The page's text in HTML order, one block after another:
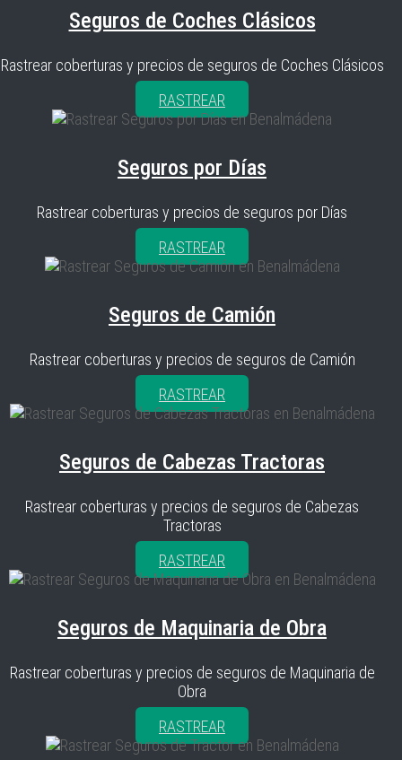
Seguros de Coches Clásicos
Rastrear coberturas y precios de seguros de Coches Clásicos
RASTREAR
Seguros por Días
Rastrear coberturas y precios de seguros por Días
RASTREAR
Seguros de Camión
Rastrear coberturas y precios de seguros de Camión
RASTREAR
Seguros de Cabezas Tractoras
Rastrear coberturas y precios de seguros de Cabezas
Tractoras
RASTREAR
Seguros de Maquinaria de Obra
Rastrear coberturas y precios de seguros de Maquinaria de
Obra
RASTREAR